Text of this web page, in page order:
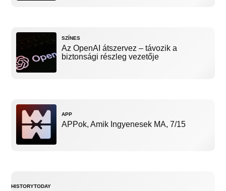
SZÍNES
Az OpenAI átszervez – távozik a
biztonsági részleg vezetője
APP
APPok, Amik Ingyenesek MA, 7/15
HISTORYTODAY